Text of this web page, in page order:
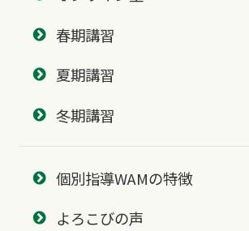
春期講習
夏期講習
冬期講習
個別指導WAMの特徴
よろこびの声